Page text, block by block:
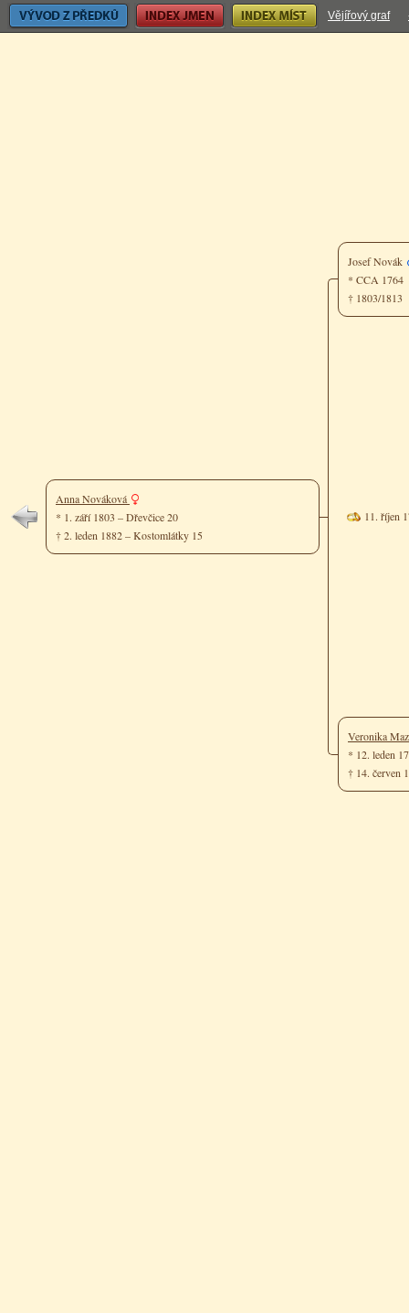
Vývod z předků Index jmen Index míst Vějířový graf
Anna Nováková
* 1. září 1803 – Dřevčice 20
† 2. leden 1882 – Kostomlátky 15
Josef Novák
* CCA 1764
† 1803/1813
11. říjen
Veronika
* 12. leden
† 14. červen